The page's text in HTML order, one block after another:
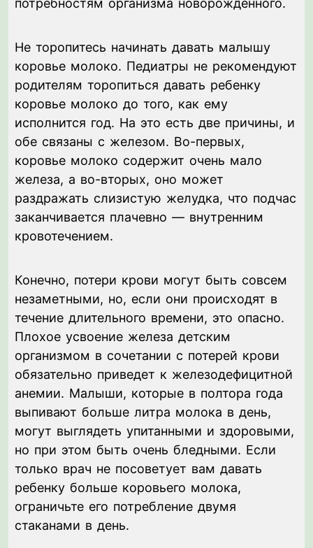
потребностям организма новорожденного.
Не торопитесь начинать давать малышу
коровье молоко. Педиатры не рекомендуют
родителям торопиться давать ребенку
коровье молоко до того, как ему
исполнится год. На это есть две причины, и
обе связаны с железом. Во-первых,
коровье молоко содержит очень мало
железа, а во-вторых, оно может
раздражать слизистую желудка, что подчас
заканчивается плачевно — внутренним
кровотечением.
Конечно, потери крови могут быть совсем
незаметными, но, если они происходят в
течение длительного времени, это опасно.
Плохое усвоение железа детским
организмом в сочетании с потерей крови
обязательно приведет к железодефицитной
анемии. Малыши, которые в полтора года
выпивают больше литра молока в день,
могут выглядеть упитанными и здоровыми,
но при этом быть очень бледными. Если
только врач не посоветует вам давать
ребенку больше коровьего молока,
ограничьте его потребление двумя
стаканами в день.